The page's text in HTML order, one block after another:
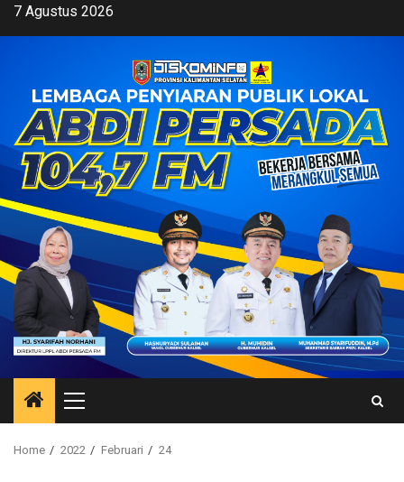
Skip7 Agustus 2026
Primary
Menu
Home 2022 Februari 24